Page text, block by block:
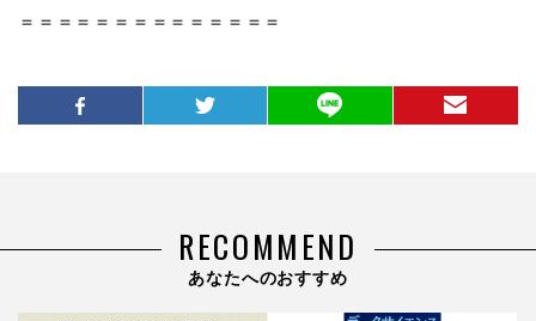
＝＝＝＝＝＝＝＝＝＝＝＝＝＝
RECOMMEND
あなたへのおすすめ